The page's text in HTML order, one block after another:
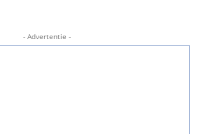
- Advertentie -